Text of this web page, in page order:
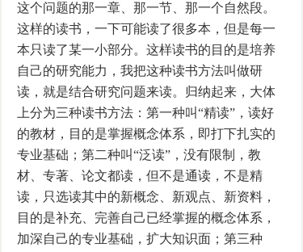
这个问题的那一章、那一节、那一个自然段。
这样的读书，一下可能读了很多本，但是每一
本只读了某一小部分。这样读书的目的是培养
自己的研究能力，我把这种读书方法叫做研
读，就是结合研究问题来读。归纳起来，大体
上分为三种读书方法：第一种叫“精读”，读好
的教材，目的是掌握概念体系，即打下扎实的
专业基础；第二种叫“泛读”，没有限制，教
材、专著、论文都读，但不是通读，不是精
读，只选读其中的新概念、新观点、新资料，
目的是补充、完善自己已经掌握的概念体系，
加深自己的专业基础，扩大知识面；第三种